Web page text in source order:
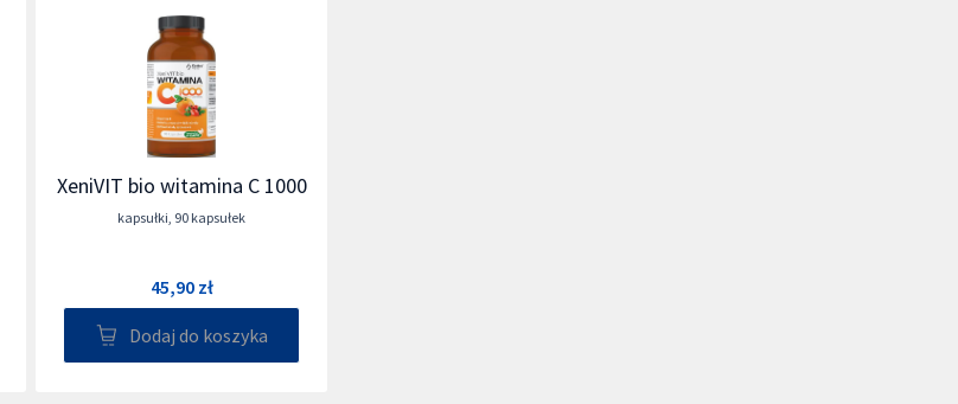
XeniVIT bio witamina C 1000
kapsułki, 90 kapsułek
45,90 zł
Dodaj do koszyka